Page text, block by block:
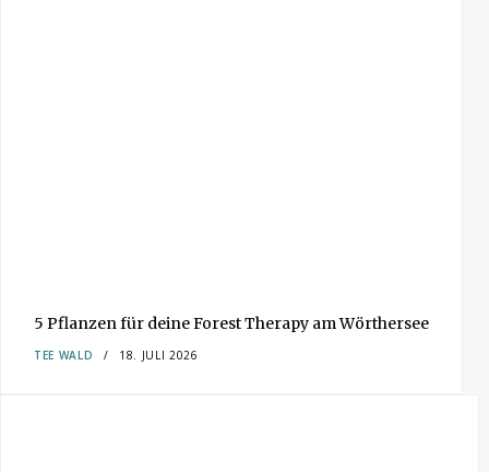
5 Pflanzen für deine Forest Therapy am Wörthersee
TEE WALD 18. JULI 2026